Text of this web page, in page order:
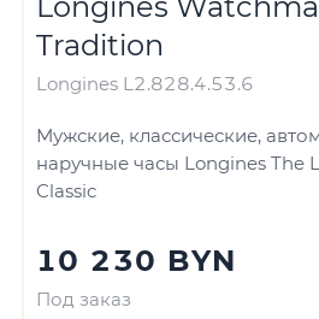
Tradition
Longines L2.828.4.53.6
Мужские, классические,
наручные часы Longines The
Classic
10 230 BYN
Под заказ